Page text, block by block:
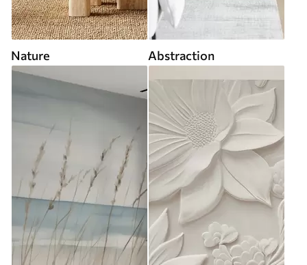
Nature Abstraction